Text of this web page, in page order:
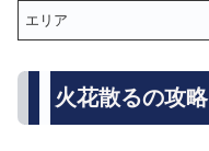
エリア
火花散るの攻略